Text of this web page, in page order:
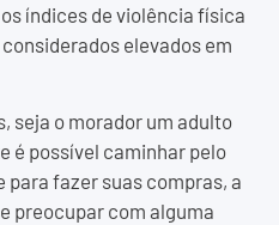
índices de violência física
elevados em
seja o morador um adulto
é possível caminhar pelo
fazer suas compras, a
preocupar com alguma